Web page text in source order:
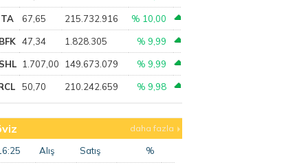
67,65 215.732.916 % 10,00
47,34 1.828.305 % 9,99
1.707,00 149.673.079 % 9,99
50,70 210.242.659 % 9,98
daha fazla
Alış Satış %